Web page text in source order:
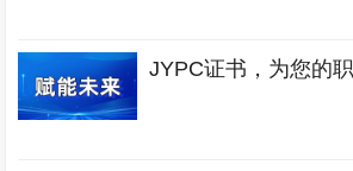
JYPC证书，为您的